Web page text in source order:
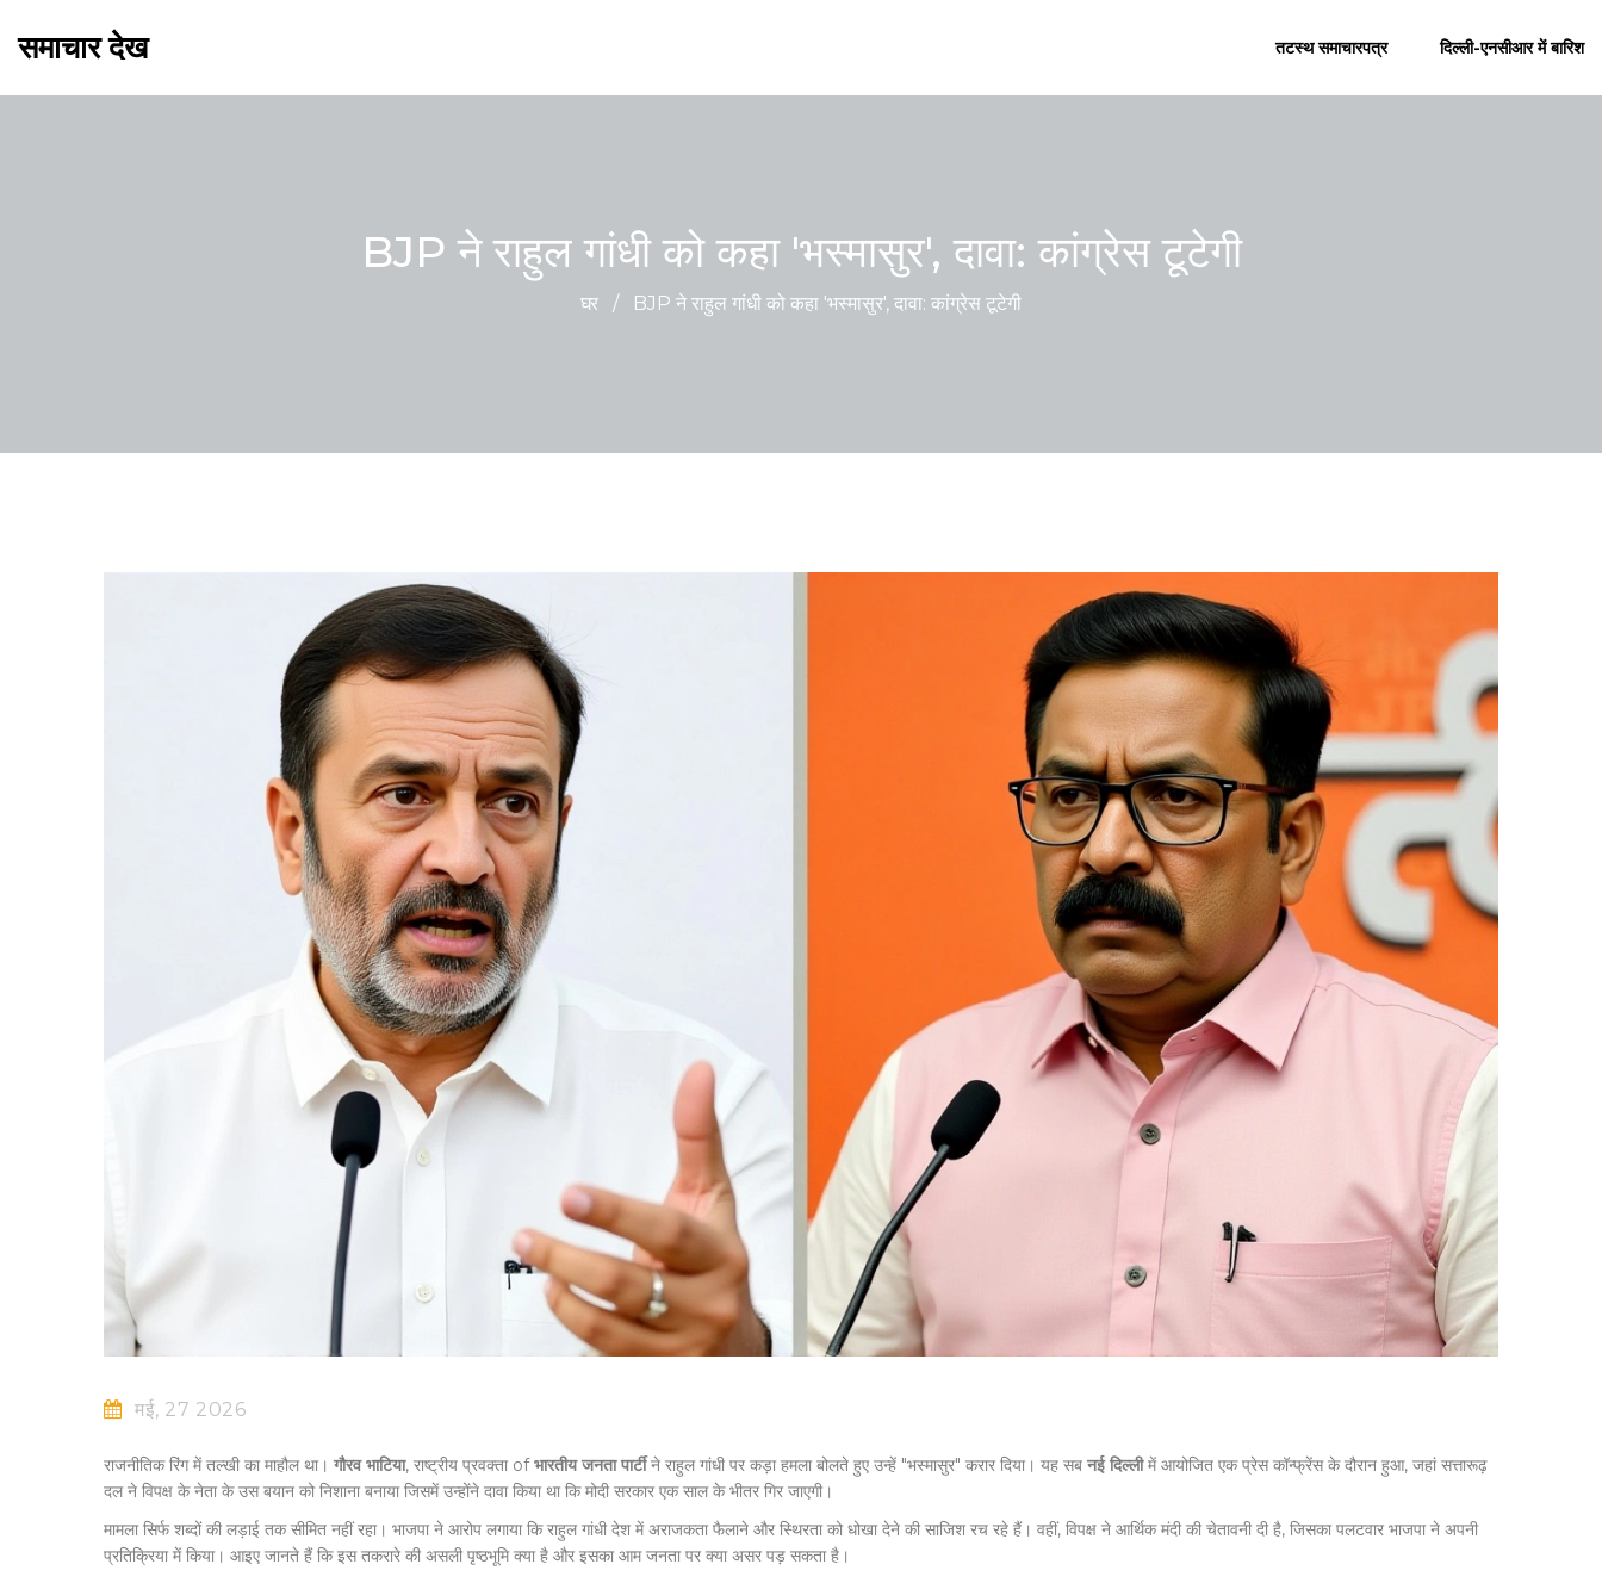
समाचार देख तटस्थ समाचारपत्र दिल्ली-एनसीआर में बारिश
BJP ने राहुल गांधी को कहा 'भस्मासुर', दावा: कांग्रेस टूटेगी
घर / BJP ने राहुल गांधी को कहा 'भस्मासुर', दावा: कांग्रेस टूटेगी
मई, 27 2026
राजनीतिक रिंग में तल्खी का माहौल था। गौरव भाटिया, राष्ट्रीय प्रवक्ता ofभारतीय जनता पार्टीने राहुल गांधी पर कड़ा हमला बोलते हुए उन्हें "भस्मासुर" करार दिया। यह सब नई दिल्लीमें आयोजित एक प्रेस कॉन्फ्रेंस के दौरान हुआ, जहां सत्तारूढ़
दल ने विपक्ष के नेता के उस बयान को निशाना बनाया जिसमें उन्होंने दावा किया था कि मोदी सरकार एक साल के भीतर गिर जाएगी।
मामला सिर्फ शब्दों की लड़ाई तक सीमित नहीं रहा। भाजपा ने आरोप लगाया कि राहुल गांधी देश में अराजकता फैलाने और स्थिरता को धोखा देने की साजिश रच रहे हैं। वहीं, विपक्ष ने आर्थिक मंदी की चेतावनी दी है, जिसका पलटवार भाजपा ने अपनी
प्रतिक्रिया में किया। आइए जानते हैं कि इस तकरारे की असली पृष्ठभूमि क्या है और इसका आम जनता पर क्या असर पड़ सकता है।